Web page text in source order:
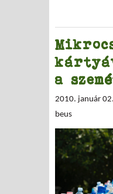
a
2010. január 02.
beus